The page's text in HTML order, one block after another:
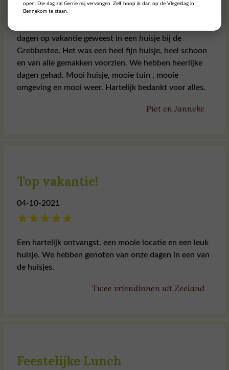
dagen op vakantie geweest in een huisje bij de
Grebbestee. Het was een heel fijn huisje, heel schoon
en van alle gemakken voorzien. We hebben heerlijke
dagen gehad. Mooi huisje, mooie tuin , mooie
omgeving en mooi weer. Hartelijk bedankt voor alles.
Piet en Janneke
Top vakantie!
04-10-2021
★★★★★
Een hartelijk ontvangst, een mooie locatie en een leuk
huisje. We hebben genoten van onze dagen in een van
de huisjes.
Twee vriendinnen uit Zeeland
Feestelijke Lunch
open. Die dag zal Gerrie mij vervangen. Zelf hoop ik dan op de Vlegeldag in
Bennekom te staan.